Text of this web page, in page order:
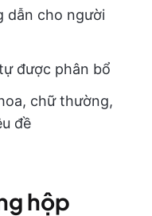
dẫn cho người
được phân bổ
chữ thường,
đề
hộp